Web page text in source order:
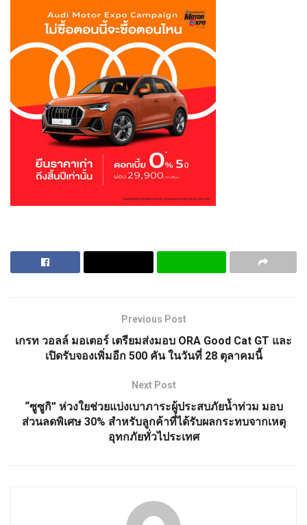
Previous Post
เกรท วอลล์ มอเตอร์ เตรียมส่งมอบ ORA Good Cat GT และ
เปิดรับจองเพิ่มอีก 500 คัน ในวันที่ 28 ตุลาคมนี้
Next Post
“ซูซูกิ” ห่วงใยช่วยแบ่งเบาภาระผู้ประสบภัยน้ำท่วม มอบ
ส่วนลดพิเศษ 30% สำหรับลูกค้าที่ได้รับผลกระทบจากเหตุ
อุทกภัยทั่วไประเทศ